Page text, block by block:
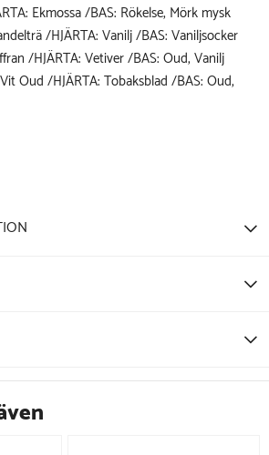
Ekmossa /BAS: Rökelse, Mörk mysk
/HJÄRTA: Vanilj /BAS: Vaniljsocker
/HJÄRTA: Vetiver /BAS: Oud, Vanilj
Oud /HJÄRTA: Tobaksblad /BAS: Oud,